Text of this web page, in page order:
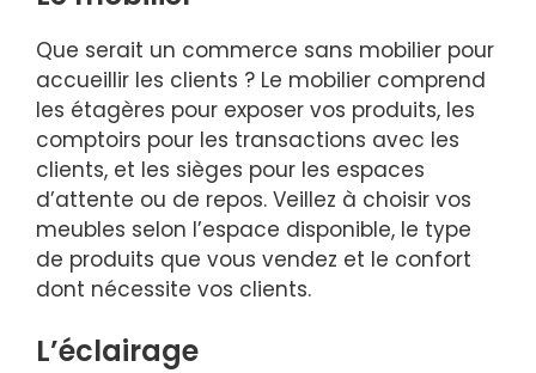
Que serait un commerce sans mobilier pour
accueillir les clients ? Le mobilier comprend
les étagères pour exposer vos produits, les
comptoirs pour les transactions avec les
clients, et les sièges pour les espaces
d’attente ou de repos. Veillez à choisir vos
meubles selon l’espace disponible, le type
de produits que vous vendez et le confort
dont nécessite vos clients.
L’éclairage